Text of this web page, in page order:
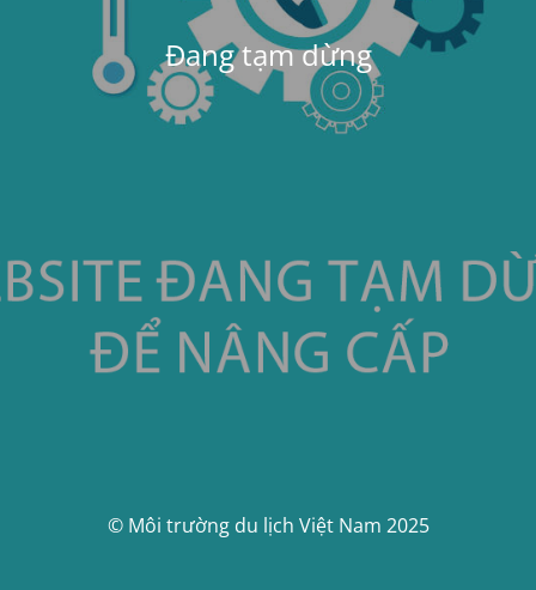
Đang tạm dừng
© Môi trường du lịch Việt Nam 2025